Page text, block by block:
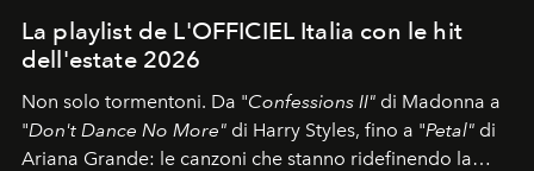
La playlist de L'OFFICIEL Italia con le hit
dell'estate 2026
Non solo tormentoni. Da "Confessions II" di Madonna a
"Don't Dance No More" di Harry Styles, fino a "Petal" di
Ariana Grande: le canzoni che stanno ridefinendo la